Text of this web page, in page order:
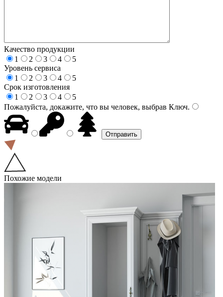
Качество продукции
1
2 3 4
5
Уровень сервиса
1
2 3 4
5
Срок изготовления
1
2 3 4
5
Пожалуйста, докажите, что вы человек, выбрав Ключ.
Похожие модели